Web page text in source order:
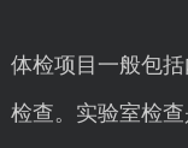
体检项目一般包
检查。实验室检